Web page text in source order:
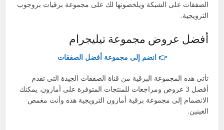
الصفقات على الشبكة ويلخصونها لك على مجموعة برقيات بروجوب
الترويجية.
أفضل عروض مجموعة تيليجرام
👉 انضم إلى مجموعة أفضل الصفقات
تأتي هذه المجموعة البرقية من قناة الصفقات الجيدة التي تقدم
أفضل 3 عروض ومراجعات للمنتجات المتوفرة على أمازون. يمكنك
الانضمام إلى مجموعة برقية أمازون الترويجية هذه وأنت مغمض
العينين.